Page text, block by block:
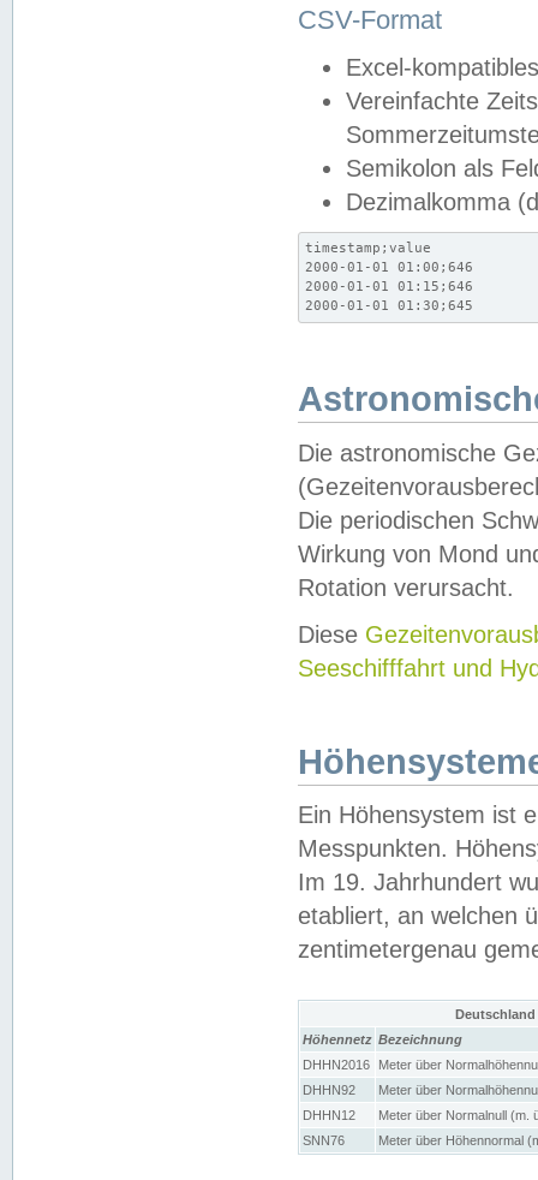
CSV-Format
Excel-
Vereinfachte
Semikolon als
Dezimalkomma
timestamp;value
2000-01-01 01:00;646
2000-01-01 01:15;646
2000-01-01 01:30;645
Die astronomische
Die periodischen
Wirkung von Mond
Rotation verursacht.
Diese
Seeschifffahrt und
Ein Höhensystem ist
Messpunkten.
Im 19. Jahrhundert
etabliert, an welchen
zentimetergenau
Höhennetz Bezeichnung
DHHN2016
Meter über
DHHN92
Meter über
DHHN12
Meter über Normalnull (m.
SNN76
Meter über Höhennormal